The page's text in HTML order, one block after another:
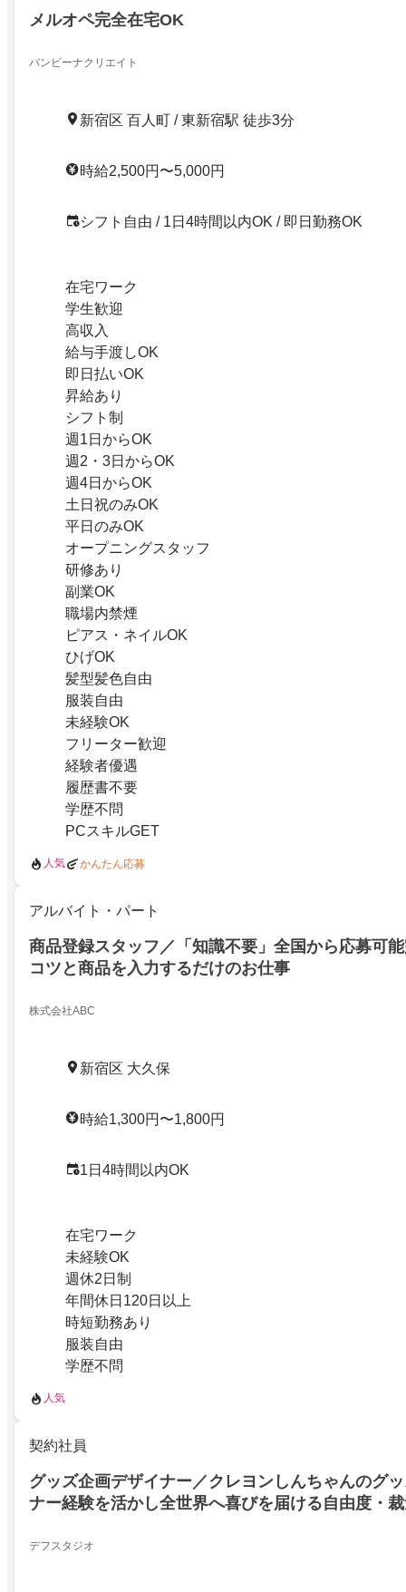
メルオペ完全在宅OK
バンビーナクリエイト
新宿区 百人町 / 東新宿駅 徒歩3分
時給2,500円〜5,000円
シフト自由 / 1日4時間以内OK / 即日勤務OK
在宅ワーク
学生歓迎
高収入
給与手渡しOK
即日払いOK
昇給あり
シフト制
週1日からOK
週2・3日からOK
週4日からOK
土日祝のみOK
平日のみOK
オープニングスタッフ
研修あり
副業OK
職場内禁煙
ピアス・ネイルOK
ひげOK
髪型髪色自由
服装自由
未経験OK
フリーター歓迎
経験者優遇
履歴書不要
学歴不問
PCスキルGET
人気 かんたん応募
アルバイト・パート
商品登録スタッフ／「知識不要」全国から応募可
コツと商品を入力するだけのお仕事
株式会社ABC
新宿区 大久保
時給1,300円〜1,800円
1日4時間以内OK
在宅ワーク
未経験OK
週休2日制
年間休日120日以上
時短勤務あり
服装自由
学歴不問
人気
契約社員
グッズ企画デザイナー／クレヨンしんちゃんのグ
ナー経験を活かし全世界へ喜びを届ける自由度・
デフスタジオ